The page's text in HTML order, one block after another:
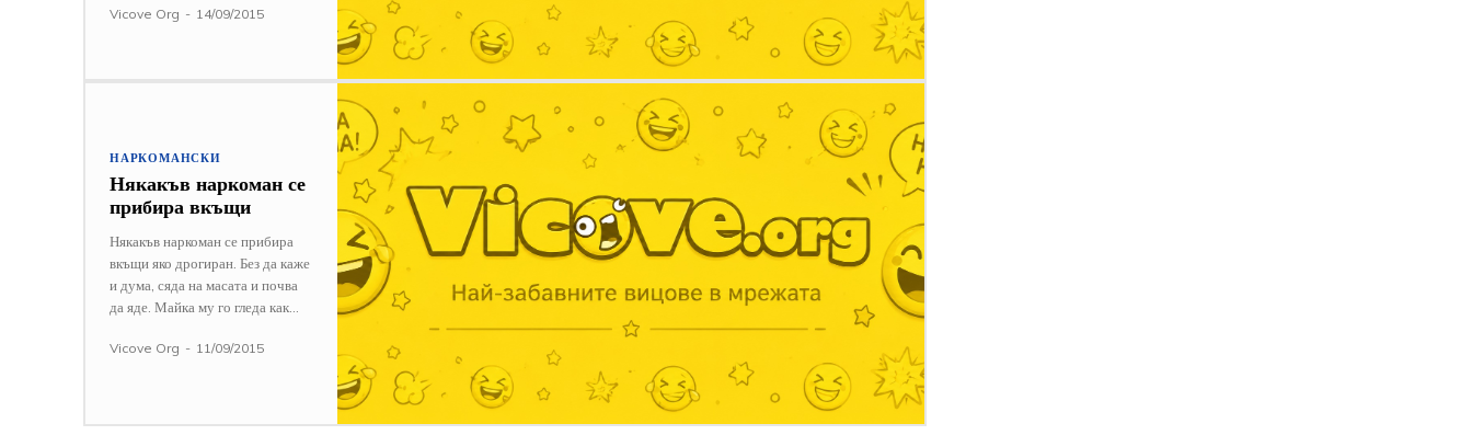
Vicove Org - 14/09/2015
НАРКОМАНСКИ
Някакъв наркоман се
прибира вкъщи
Някакъв наркоман се прибира
вкъщи яко дрогиран. Без да каже
и дума, сяда на масата и почва
да яде. Майка му го гледа как...
Vicove Org - 11/09/2015